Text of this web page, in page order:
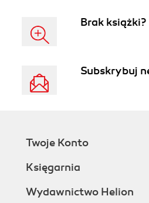
Brak
Subskrybuj
Twoje Konto
Księgarnia
Wydawnictwo Helion